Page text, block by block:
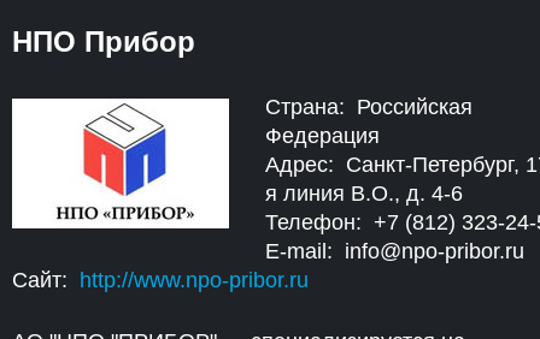
НПО Прибор
Страна: Российская
Федерация
Адрес: Санкт-Петербург,
я линия В.О., д. 4-6
Телефон: +7 (812) 323-24-
E-mail: info@npo-pribor.ru
Сайт: http://www.npo-pribor.ru